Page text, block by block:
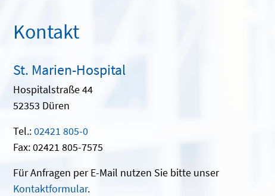
Kontakt
St. Marien-Hospital
Hospitalstraße 44
52353 Düren
Tel.:02421 805-0
Fax: 02421 805-7575
Für Anfragen per E-Mail nutzen Sie bitte unser
Kontaktformular.